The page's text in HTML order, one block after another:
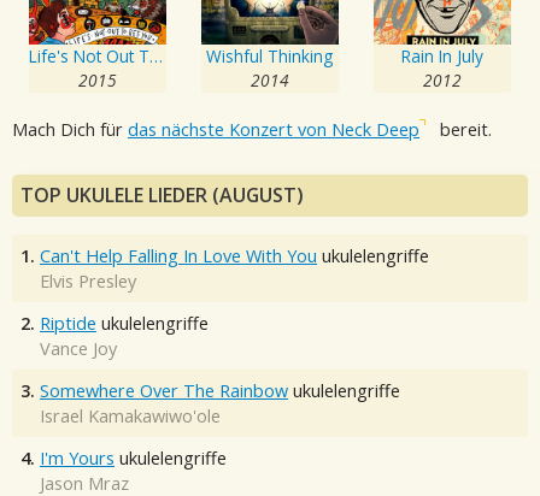
Life's Not Out To Get You
2015
Wishful Thinking
2014
Rain In July
2012
Mach Dich für das nächste Konzert von Neck Deep bereit.
TOP UKULELE LIEDER (AUGUST)
1. Can't Help Falling In Love With You ukulelengriffe
Elvis Presley
2. Riptide ukulelengriffe
Vance Joy
3. Somewhere Over The Rainbow ukulelengriffe
Israel Kamakawiwo'ole
4. I'm Yours ukulelengriffe
Jason Mraz